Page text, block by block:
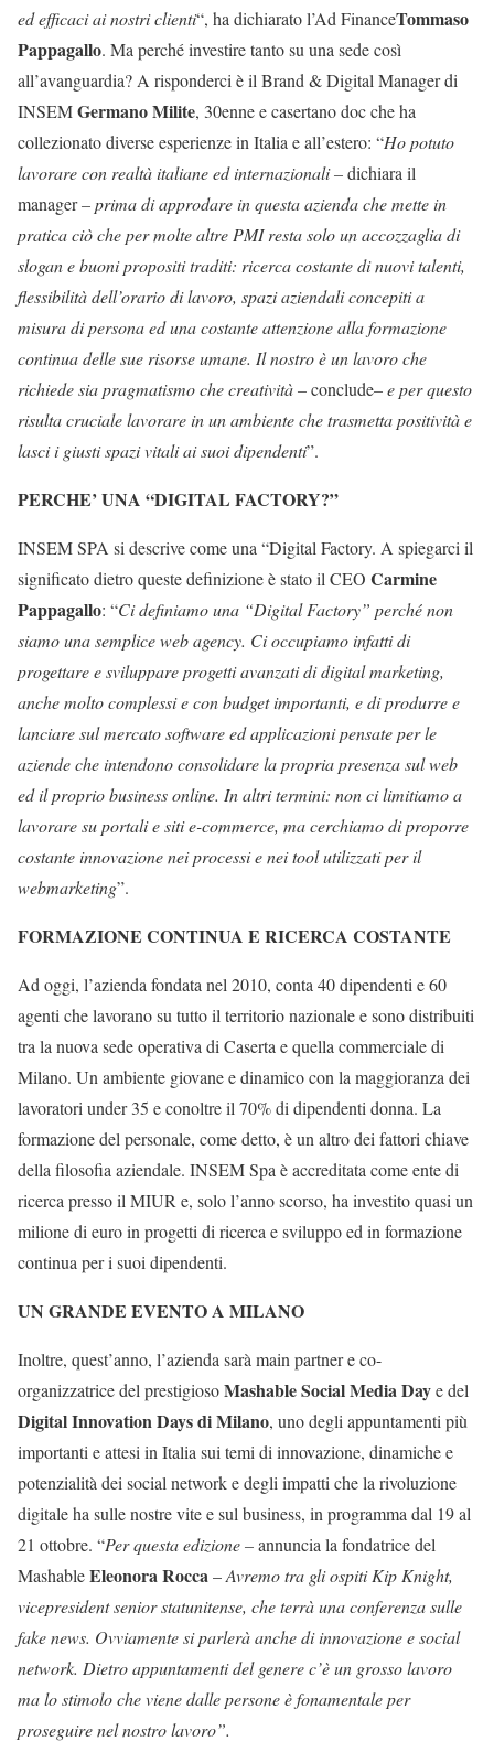
ed efficaci ai nostri clienti“, ha dichiarato l’Ad FinanceTommaso
Pappagallo. Ma perché investire tanto su una sede così
all’avanguardia? A risponderci è il Brand & Digital Manager di
INSEMGermano Milite, 30enne e casertano doc che ha
collezionato diverse esperienze in Italia e all’estero: “Ho potuto
lavorare con realtà italiane ed internazionali –dichiara il
manager– prima di approdare in questa azienda che mette in
pratica ciò che per molte altre PMI resta solo un accozzaglia di
slogan e buoni propositi traditi: ricerca costante di nuovi talenti,
flessibilità dell’orario di lavoro, spazi aziendali concepiti a
misura di persona ed una costante attenzione alla formazione
continua delle sue risorse umane. Il nostro è un lavoro che
richiede sia pragmatismo che creatività –conclude– e per questo
risulta cruciale lavorare in un ambiente che trasmetta positività e
lasci i giusti spazi vitali ai suoi dipendenti”.
PERCHE’ UNA “DIGITAL FACTORY?”
INSEM SPA si descrive come una “Digital Factory. A spiegarci il
significato dietro queste definizione è stato il CEO Carmine
Pappagallo: “Ci definiamo una “Digital Factory” perché non
siamouna semplice web agency. Ci occupiamo infatti di
progettare e sviluppare progetti avanzati di digital marketing,
anche molto complessie con budget importanti, e di produrre e
lanciare sul mercato software ed applicazionipensate per le
aziende che intendono consolidare la propria presenza sul web
ed il proprio business online. In altri termini: non ci limitiamo a
lavorare su portali e siti e-commerce, ma cerchiamo di proporre
costante innovazione nei processi e nei tool utilizzati per il
webmarketing”.
FORMAZIONE CONTINUA E RICERCA COSTANTE
Ad oggi, l’azienda fondata nel 2010, conta 40 dipendenti e 60
agenti che lavoranosu tutto il territorio nazionale esonodistribuiti
tra la nuova sede operativa di Caserta e quella commerciale di
Milano. Un ambiente giovane e dinamico con la maggioranza dei
lavoratori under 35 e conoltreil 70% di dipendenti donna. La
formazione del personale, come detto, è un altro dei fattori chiave
della filosofia aziendale. INSEM Spa è accreditata come ente di
ricerca presso il MIUR e, solo l’anno scorso, ha investito quasi un
milione di euro in progetti di ricerca e sviluppo ed in formazione
continua per i suoi dipendenti.
UN GRANDE EVENTO A MILANO
Inoltre, quest’anno, l’azienda sarà main partner e co-
organizzatrice del prestigiosoMashable Social Media Daye del
Digital Innovation Days di Milano, uno degli appuntamenti più
importanti e attesi in Italia sui temi di innovazione, dinamiche e
potenzialità dei social network e degli impatti che la rivoluzione
digitale ha sulle nostre vite e sul business, in programma dal 19 al
21 ottobre. “Per questa edizione –annuncia la fondatrice del
MashableEleonora Rocca–Avremo tra gli ospiti Kip Knight,
vicepresident senior statunitense, che terrà una conferenza sulle
fake news. Ovviamente si parlerà anche di innovazione e social
network. Dietro appuntamenti del genere c’è un grosso lavoro
ma lo stimolo che viene dalle persone è fonamentale per
proseguire nel nostro lavoro”.